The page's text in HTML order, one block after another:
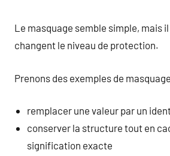
Le masquage semble simple, mais
changent le niveau de protection.
Prenons des exemples de
remplacer une valeur par un
conserver la structure tout en
signification exacte